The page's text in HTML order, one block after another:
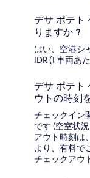
デサ ポテト
りますか ?
はい、空港シ
IDR (1 車両あ
デサ ポテト
ウトの時刻
チェックイン
です (空室状
アウト時刻は
より、有料で
チェックアウ